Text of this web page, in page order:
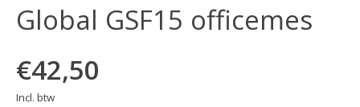
Global GSF15 officemes
€42,50
Incl. btw